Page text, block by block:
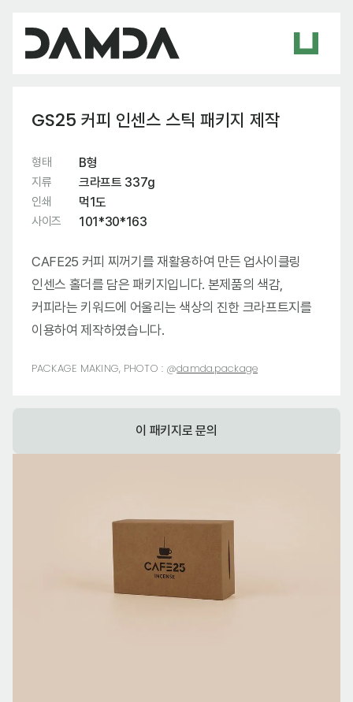
GS25 커피 인센스 스틱 패키지 제작
형태 B형
지류 크라프트 337g
인쇄 먹1도
사이즈 101*30*163
CAFE25 커피 찌꺼기를 재활용하여 만든 업사이클링
인센스 홀더를 담은 패키지입니다. 본제품의 색감,
커피라는 키워드에 어울리는 색상의 진한 크라프트지를
이용하여 제작하였습니다.
PACKAGE MAKING, PHOTO : @damda.package
이 패키지로 문의